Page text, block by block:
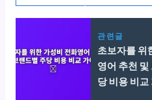
관련글
초보자를 위
영어 추천
당 비용 비교